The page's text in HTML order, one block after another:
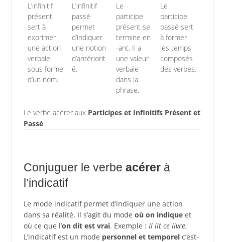
L’infinitif
présent
sert à
exprimer
une action
verbale
sous forme
d’un nom.
L’infinitif
passé
permet
d’indiquer
une notion
d’antériorit
é.
Le
participe
présent se
termine en
-ant. Il a
une valeur
verbale
dans la
phrase.
Le
participe
passé sert
à former
les temps
composés
des verbes.
Le verbe acérer aux Participes et Infinitifs Présent et
Passé
Conjuguer le verbe acérerà
l’indicatif
Le mode indicatif permet d’indiquer une action
dans sa réalité. Il s’agit du mode où on indiqueet
où ce que l’on dit est vrai. Exemple : Il lit ce livre.
L’indicatif est un mode personnel et temporelc’est-